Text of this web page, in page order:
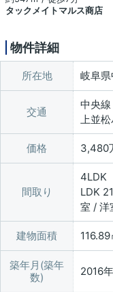
タックメイトマルス商店
物件詳細
所在地 岐阜
交通
中央線
上並
価格 3,480
間取り
4LDK
LDK
室 / 洋
建物面積 116.89
築年月(築年
数)
2016